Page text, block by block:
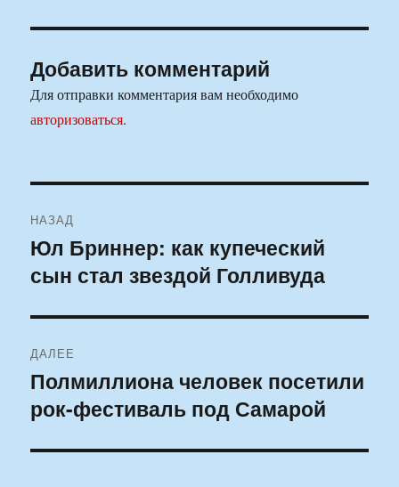
Добавить комментарий
Для отправки комментария вам необходимо
авторизоваться.
по
записям
НАЗАД
Предыдущая
запись:
Юл Бриннер: как купеческий
сын стал звездой Голливуда
ДАЛЕЕ
Следующая
запись:
Полмиллиона человек посетили
рок-фестиваль под Самарой